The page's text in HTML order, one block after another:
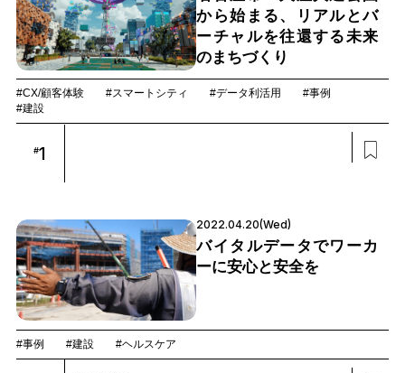
から始まる、リアルとバ
ーチャルを往還する未来
のまちづくり
#CX/顧客体験 #スマートシティ #データ利活用
#事例
#建設
#1
2022.04.20(Wed)
バイタルデータでワーカ
ーに安心と安全を
#事例 #建設 #ヘルスケア